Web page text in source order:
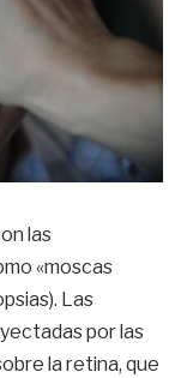
las
«moscas
Las
por las
la retina, que